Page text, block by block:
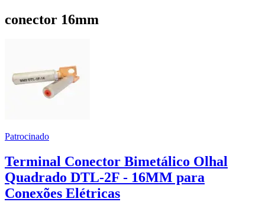
conector 16mm
Patrocinado
Terminal Conector Bimetálico Olhal
Quadrado DTL-2F - 16MM para
Conexões Elétricas